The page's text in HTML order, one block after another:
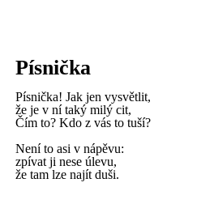
Písnička
Písnička! Jak jen vysvětlit,
že je v ní taký milý cit,
Čím to? Kdo z vás to tuší?
Není to asi v nápěvu:
zpívat ji nese úlevu,
že tam lze najít duši.